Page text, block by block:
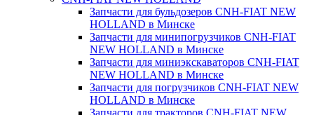
Запчасти для бульдозеров CNH-FIAT NEW
HOLLAND в Минске
Запчасти для минипогрузчиков CNH-FIAT
NEW HOLLAND в Минске
Запчасти для миниэкскаваторов CNH-FIAT
NEW HOLLAND в Минске
Запчасти для погрузчиков CNH-FIAT NEW
HOLLAND в Минске
Запчасти для тракторов CNH-FIAT NEW